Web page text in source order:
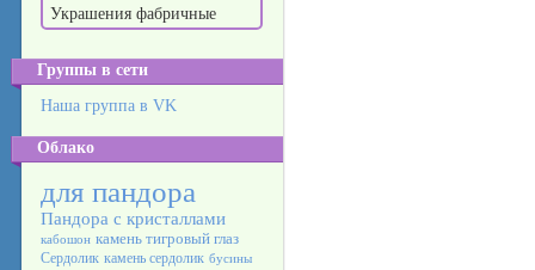
Украшения фабричные
Группы в сети
Наша группа в VK
Облако
для пандора
Пандора с кристаллами
кабошон камень тигровый глаз
Сердолик камень сердолик бусины